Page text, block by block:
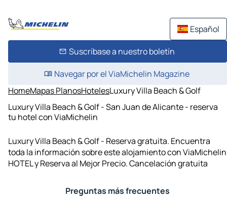
Español
Suscríbase a nuestro boletín
Navegar por el ViaMichelin Magazine
HomeMapas PlanosHotelesLuxury Villa Beach & Golf
Luxury Villa Beach & Golf - San Juan de Alicante - reserva
tu hotel con ViaMichelin
Luxury Villa Beach & Golf - Reserva gratuita. Encuentra
toda la información sobre este alojamiento con ViaMichelin
HOTEL y Reserva al Mejor Precio. Cancelación gratuita
Preguntas más frecuentes